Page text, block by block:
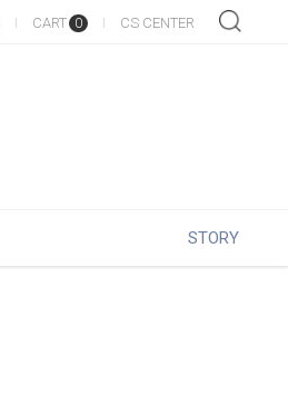
CART 0 CS CENTER
STORY